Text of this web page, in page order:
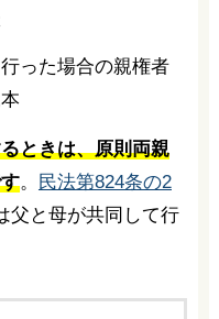
った場合の親権者
ときは、原則両親
。
民法第824条の2
父と母が共同して行